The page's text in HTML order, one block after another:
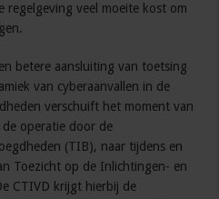
veel moeite kost om
betere aansluiting van toetsing
van cyberaanvallen in de
verschuift het moment van
operatie door de
(TIB), naar tijdens en
Toezicht op de Inlichtingen- en
CTIVD krijgt hierbij de